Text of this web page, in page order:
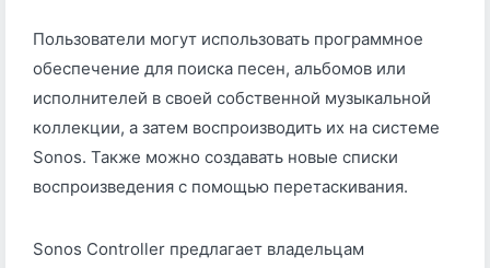
Пользователи могут использовать программное
обеспечение для поиска песен, альбомов или
исполнителей в своей собственной музыкальной
коллекции, а затем воспроизводить их на системе
Sonos. Также можно создавать новые списки
воспроизведения с помощью перетаскивания.
Sonos Controller предлагает владельцам